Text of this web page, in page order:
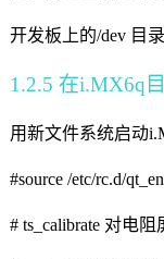
开发板上的/dev 目
1.2.5 在i.MX6q
用新文件系统启动
#source /etc/rc.d/
# ts_calibrate 对电阻